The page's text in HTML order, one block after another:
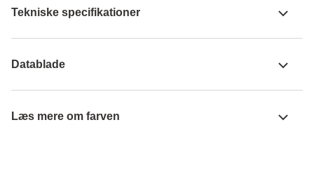
Tekniske specifikationer
Datablade
Læs mere om farven